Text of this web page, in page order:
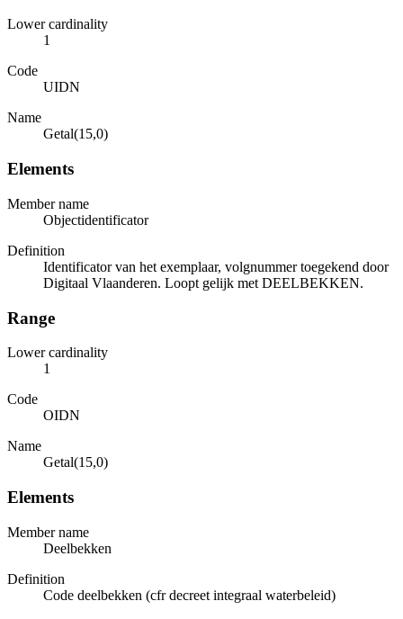
Lower cardinality
1
Code
UIDN
Name
Getal(15,0)
Elements
Member name
Objectidentificator
Definition
Identificator van het exemplaar, volgnummer toegekend door
Digitaal Vlaanderen. Loopt gelijk met DEELBEKKEN.
Range
Lower cardinality
1
Code
OIDN
Name
Getal(15,0)
Elements
Member name
Deelbekken
Definition
Code deelbekken (cfr decreet integraal waterbeleid)